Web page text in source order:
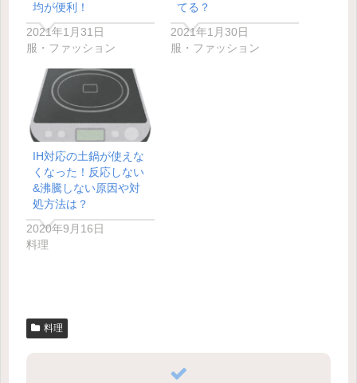
均が便利！
2021年1月31日
服・ファッション
てる？
2021年1月30日
服・ファッション
IH対応の土鍋が使えな
くなった！反応しない
&沸騰しない原因や対
処方法は？
2020年9月16日
料理
料理